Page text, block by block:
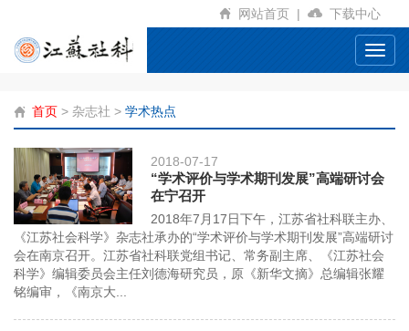
网站首页 | 下载中心
首页 > 杂志社 > 学术热点
2018-07-17
“学术评价与学术期刊发展”高端研讨会
在宁召开
2018年7月17日下午，江苏省社科联主办、
《江苏社会科学》杂志社承办的“学术评价与学术期刊发展”高端研讨
会在南京召开。江苏省社科联党组书记、常务副主席、《江苏社会
科学》编辑委员会主任刘德海研究员，原《新华文摘》总编辑张耀
铭编审，《南京大...